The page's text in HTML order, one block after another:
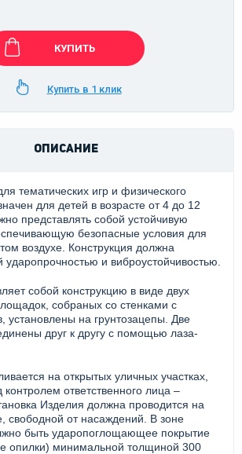
КУПИТЬ
Купить в 1 клик
ОПИСАНИЕ
тематических игр и физического
для детей в возрасте от 4 до 12
представлять собой устойчивую
безопасные условия для
воздухе. Конструкция должна
ударопрочностью и виброустойчивостью.
собой конструкцию в виде двух
собраных со стенками с
установлены на грунтозацепы. Две
друг к другу с помощью лаза-
на открытых уличных участках,
ответственного лица –
Изделия должна проводится на
свободной от насаждений. В зоне
быть ударопоглощающее покрытие
опилки) минимальной толщиной 300